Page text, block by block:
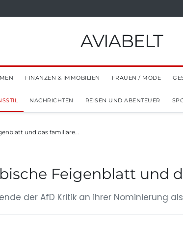
AVIABELT
FINANZEN & IMMOBILIEN FRAUEN / MODE
NACHRICHTEN REISEN UND ABENTEUER
und das familiäre…
Feigenblatt und
der AfD Kritik an ihrer Nominierung